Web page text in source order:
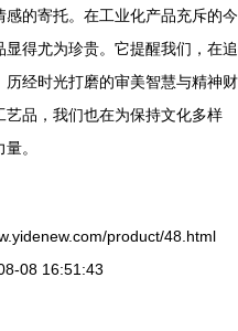
的寄托。在工业化产品充斥的今
得尤为珍贵。它提醒我们，在追
经时光打磨的审美智慧与精神财
品，我们也在为保持文化多样
。
product/48.html
08 16:51:43